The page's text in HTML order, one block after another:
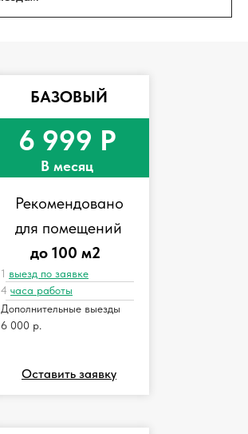
БАЗОВЫЙ
6 999 Р
В месяц
Рекомендовано
для помещений
до 100 м2
1 выезд по заявке
4 часа работы
Дополнительные выезды
6 000 р.
Оставить заявку